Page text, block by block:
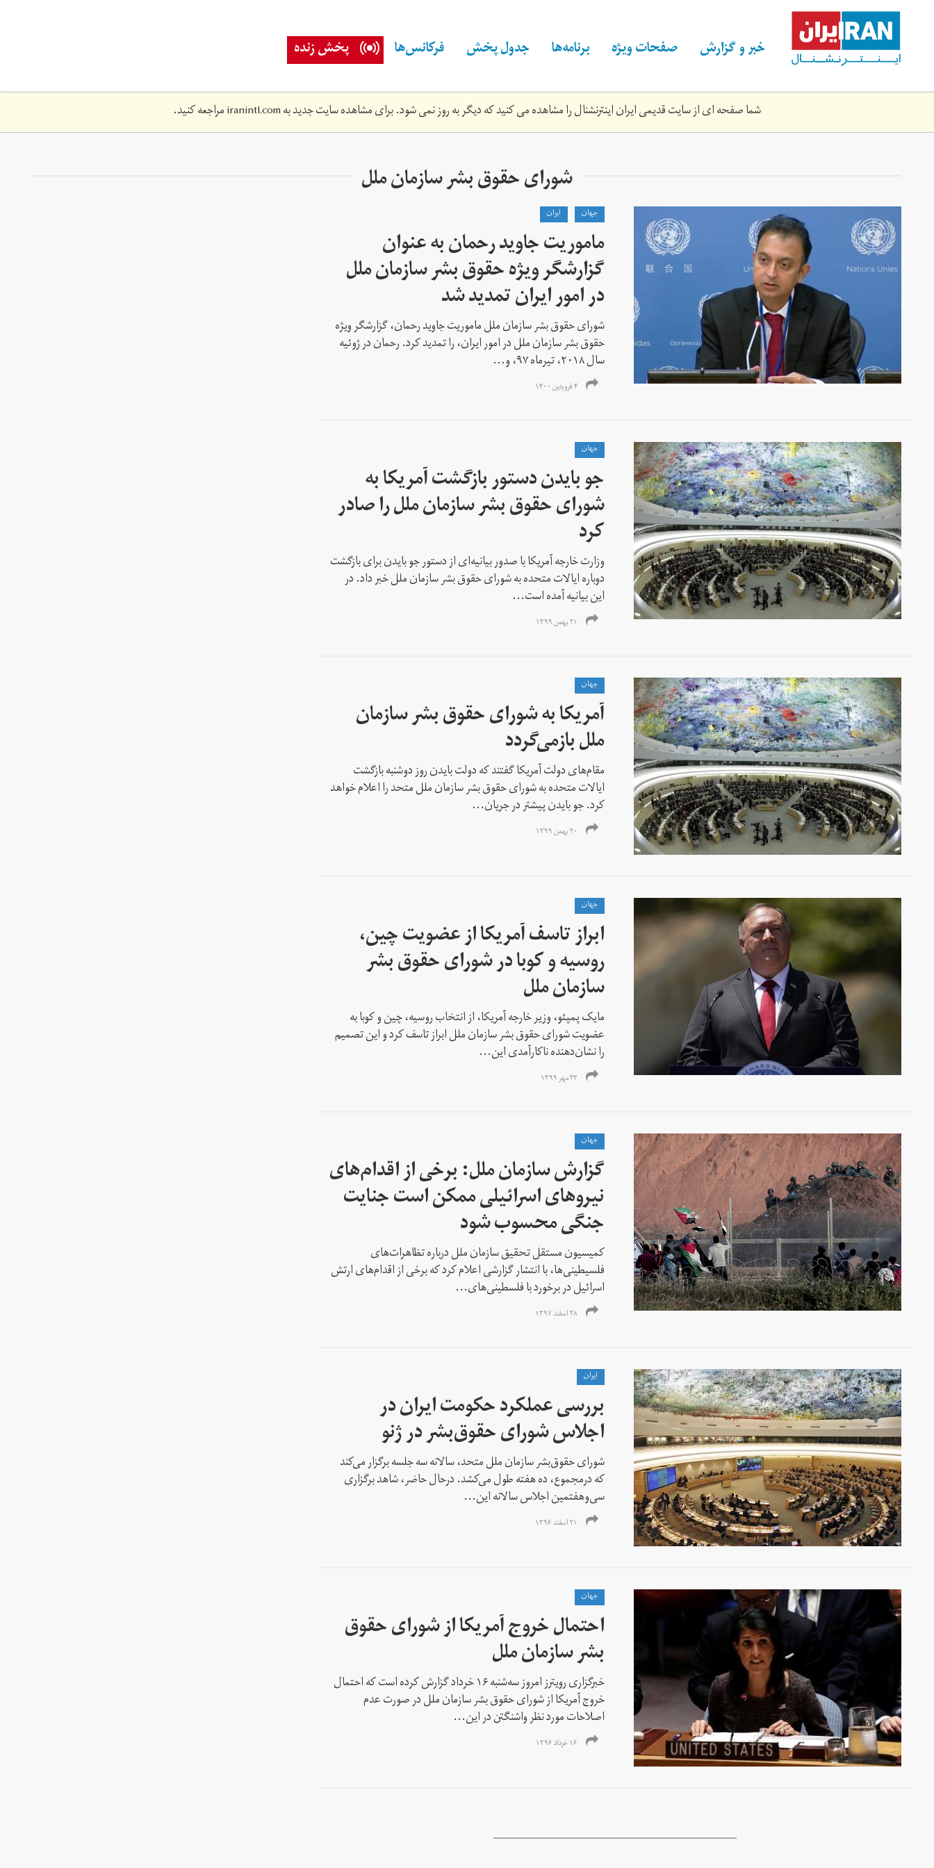
content خبر و گزارش صفحات ویژه برنامه‌ها جدول پخش فرکانس‌ها پخش زنده
شما صفحه ای از سایت قدیمی ایران اینترنشنال را مشاهده می کنید که دیگر به روز نمی شود. برای مشاهده سایت جدید بهiranintl.comمراجعه کنید.
شورای حقوق بشر سازمان ملل
جهان ايران
ماموریت جاوید رحمان به عنوان
گزارشگر ویژه حقوق بشر سازمان ملل
در امور ایران تمدید شد
شورای حقوق بشر سازمان ملل ماموریت جاوید رحمان، گزارشگر ویژه
حقوق بشر سازمان ملل در امور ایران، را تمدید کرد. رحمان در ژوئیه
سال ۲۰۱۸، تیرماه ۹۷، و...
۴ فروردین ۱۴۰۰
جهان
جو بایدن دستور بازگشت آمریکا به
شورای حقوق بشر سازمان ملل را صادر
کرد
وزارت خارجه آمریکا با صدور بیانیه‌ای از دستور جو بایدن برای بازگشت
دوباره ایالات متحده به شورای حقوق بشر سازمان ملل خبر داد. در
این بیانیه‌ آمده است...
۲۱ بهمن ۱۳۹۹
جهان
آمریکا به شورای حقوق بشر سازمان
ملل بازمی‌گردد
مقام‌های دولت آمریکا گفتند كه دولت بایدن روز دوشنبه بازگشت
ایالات متحده به شورای حقوق بشر سازمان ملل متحد را اعلام خواهد
کرد. جو بایدن پیشتر در جریان...
۲۰ بهمن ۱۳۹۹
جهان
ابراز تاسف آمریکا از عضویت چین،
روسیه و کوبا در شورای حقوق بشر
سازمان ملل
مایک پمپئو، وزیر خارجه آمریکا، از انتخاب روسیه، چین و کوبا به
عضویت شورای حقوق بشر سازمان ملل ابراز تاسف کرد و این تصمیم
را نشان‌دهنده ناکارآمدی این...
۲۳ مهر ۱۳۹۹
جهان
گزارش سازمان ملل: برخی از اقدام‌های
نیروهای اسرائیلی ممکن است جنایت
جنگی محسوب شود
کمیسیون مستقل تحقیق سازمان ملل درباره تظاهرات‌های
فلسیطینی‌ها، با انتشار گزارشی اعلام کرد که برخی از اقدام‌های ارتش
اسرائیل در برخورد با فلسطینی‌های...
۲۸ اسفند ۱۳۹۷
ايران
بررسی عملکرد حکومت ایران در
اجلاس شورای حقوق‌بشر در ژنو
شورای حقوق‌بشر سازمان ملل متحد، سالانه سه جلسه برگزار می‌کند
که درمجموع، ده هفته طول می‌کشد. درحال حاضر، شاهد برگزاری
سی‌و‌هفتمین اجلاس سالانه این...
۲۱ اسفند ۱۳۹۶
جهان
احتمال خروج آمریکا از شورای حقوق
بشر سازمان ملل
خبرگزاری رویترز امروز سه‌شنبه ۱۶ خرداد گزارش کرده است که احتمال
خروج آمریکا از شورای حقوق بشر سازمان ملل در صورت عدم
اصلاحات مورد نظر واشنگتن در این...
۱۶ خرداد ۱۳۹۶